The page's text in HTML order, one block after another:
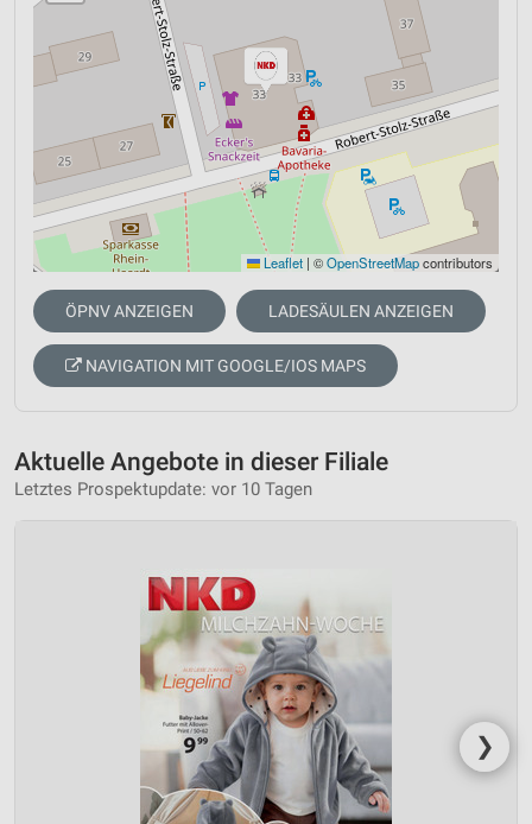
Leaflet | ©OpenStreetMapcontributors
ÖPNV ANZEIGEN LADESÄULEN ANZEIGEN
NAVIGATION MIT GOOGLE/IOS MAPS
Aktuelle Angebote in dieser Filiale
Letztes Prospektupdate: vor 10 Tagen
❯